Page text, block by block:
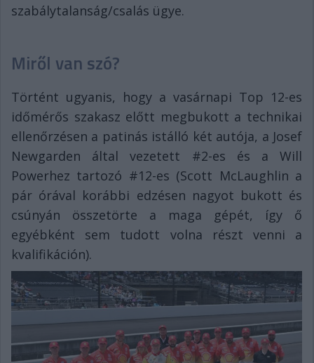
szabálytalanság/csalás ügye.
Miről van szó?
Történt ugyanis, hogy a vasárnapi Top 12-es
időmérős szakasz előtt megbukott a technikai
ellenőrzésen a patinás istálló két autója, a Josef
Newgarden által vezetett #2-es és a Will
Powerhez tartozó #12-es (Scott McLaughlin a
pár órával korábbi edzésen nagyot bukott és
csúnyán összetörte a maga gépét, így ő
egyébként sem tudott volna részt venni a
kvalifikáción).